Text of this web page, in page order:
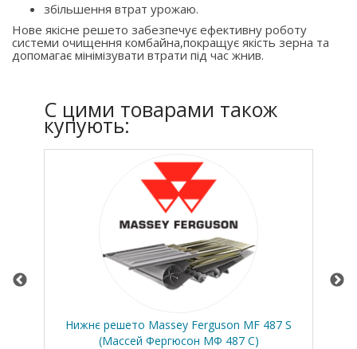
збільшення втрат урожаю.
Нове якісне решето забезпечує ефективну роботу
системи очищення комбайна,покращує якість зерна та
допомагає мінімізувати втрати під час жнив.
C цими товарами також
купують:
Нижнє решето Massey Ferguson MF 487 S
(Массей Фергюсон МФ 487 С)